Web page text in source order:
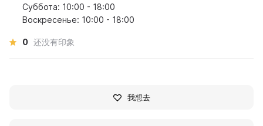
Суббота: 10:00 - 18:00
Воскресенье: 10:00 - 18:00
0 还没有印象
我想去